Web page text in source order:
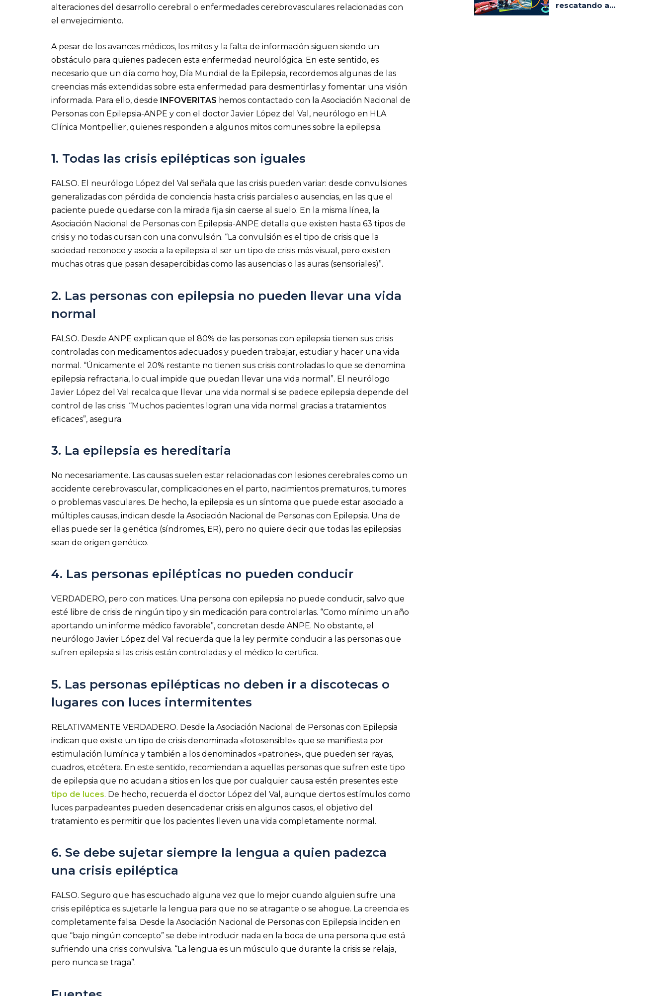
alteraciones del desarrollo cerebral o enfermedades cerebrovasculares relacionadas con
el envejecimiento.
A pesar de los avances médicos, los mitos y la falta de información siguen siendo un
obstáculo para quienes padecen esta enfermedad neurológica. En este sentido, es
necesario que un día como hoy, Día Mundial de la Epilepsia, recordemos algunas de las
creencias más extendidas sobre esta enfermedad para desmentirlas y fomentar una visión
informada. Para ello, desde INFOVERITAS hemos contactado con la Asociación Nacional de
Personas con Epilepsia-ANPE y con el doctor Javier López del Val, neurólogo en HLA
Clínica Montpellier, quienes responden a algunos mitos comunes sobre la epilepsia.
1. Todas las crisis epilépticas son iguales
FALSO. El neurólogo López del Val señala que las crisis pueden variar: desde convulsiones
generalizadas con pérdida de conciencia hasta crisis parciales o ausencias, en las que el
paciente puede quedarse con la mirada fija sin caerse al suelo. En la misma línea, la
Asociación Nacional de Personas con Epilepsia-ANPE detalla que existen hasta 63 tipos de
crisis y no todas cursan con una convulsión. “La convulsión es el tipo de crisis que la
sociedad reconoce y asocia a la epilepsia al ser un tipo de crisis más visual, pero existen
muchas otras que pasan desapercibidas como las ausencias o las auras (sensoriales)”.
2. Las personas con epilepsia no pueden llevar una vida
normal
FALSO. Desde ANPE explican que el 80% de las personas con epilepsia tienen sus crisis
controladas con medicamentos adecuados y pueden trabajar, estudiar y hacer una vida
normal. “Únicamente el 20% restante no tienen sus crisis controladas lo que se denomina
epilepsia refractaria, lo cual impide que puedan llevar una vida normal”. El neurólogo
Javier López del Val recalca que llevar una vida normal si se padece epilepsia depende del
control de las crisis. “Muchos pacientes logran una vida normal gracias a tratamientos
eficaces”, asegura.
3. La epilepsia es hereditaria
No necesariamente. Las causas suelen estar relacionadas con lesiones cerebrales como un
accidente cerebrovascular, complicaciones en el parto, nacimientos prematuros, tumores
o problemas vasculares. De hecho, la epilepsia es un síntoma que puede estar asociado a
múltiples causas, indican desde la Asociación Nacional de Personas con Epilepsia. Una de
ellas puede ser la genética (síndromes, ER), pero no quiere decir que todas las epilepsias
sean de origen genético.
4. Las personas epilépticas no pueden conducir
VERDADERO, pero con matices. Una persona con epilepsia no puede conducir, salvo que
esté libre de crisis de ningún tipo y sin medicación para controlarlas. “Como mínimo un año
aportando un informe médico favorable”, concretan desde ANPE. No obstante, el
neurólogo Javier López del Val recuerda que la ley permite conducir a las personas que
sufren epilepsia si las crisis están controladas y el médico lo certifica.
5. Las personas epilépticas no deben ir a discotecas o
lugares con luces intermitentes
RELATIVAMENTE VERDADERO. Desde la Asociación Nacional de Personas con Epilepsia
indican que existe un tipo de crisis denominada «fotosensible» que se manifiesta por
estimulación lumínica y también a los denominados «patrones», que pueden ser rayas,
cuadros, etcétera. En este sentido, recomiendan a aquellas personas que sufren este tipo
de epilepsia que no acudan a sitios en los que por cualquier causa estén presentes este
tipo de luces. De hecho, recuerda el doctor López del Val, aunque ciertos estímulos como
luces parpadeantes pueden desencadenar crisis en algunos casos, el objetivo del
tratamiento es permitir que los pacientes lleven una vida completamente normal.
6. Se debe sujetar siempre la lengua a quien padezca
una crisis epiléptica
FALSO. Seguro que has escuchado alguna vez que lo mejor cuando alguien sufre una
crisis epiléptica es sujetarle la lengua para que no se atragante o se ahogue. La creencia es
completamente falsa. Desde la Asociación Nacional de Personas con Epilepsia inciden en
que “bajo ningún concepto” se debe introducir nada en la boca de una persona que está
sufriendo una crisis convulsiva. “La lengua es un músculo que durante la crisis se relaja,
pero nunca se traga”.
rescatando a...